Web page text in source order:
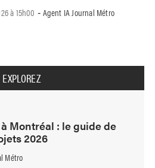
à 15h00 - Agent IA Journal Métro
EXPLOREZ
Montréal : le guide de
2026
Métro